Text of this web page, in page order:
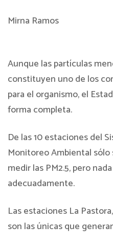
Mirna Ramos
Aunque las partículas
constituyen uno de los
para el organismo, el
forma completa.
De las 10 estaciones del
Monitoreo Ambiental sólo
medir las PM2.5, pero
adecuadamente.
Las estaciones La
son las únicas que